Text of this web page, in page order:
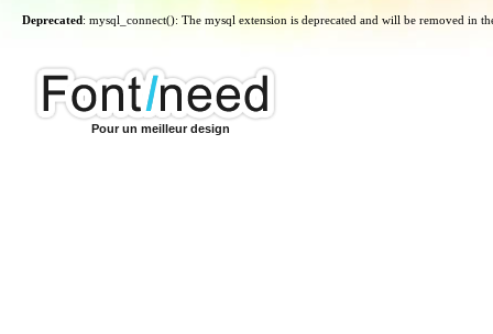
Deprecated: mysql_connect(): The mysql extension is deprecated and will be removed in
Pour un meilleur design